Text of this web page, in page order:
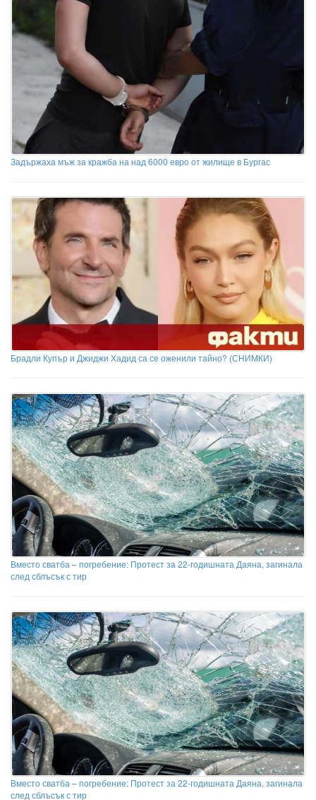
Задържаха мъж за кражба на над 6000 евро от жилище в Бургас
Брадли Купър и Джиджи Хадид са се оженили тайно? (СНИМКИ)
Вместо сватба – погребение: Протест за 22-годишната Даяна, загинала
след сблъсък с тир
Вместо сватба – погребение: Протест за 22-годишната Даяна, загинала
след сблъсък с тир